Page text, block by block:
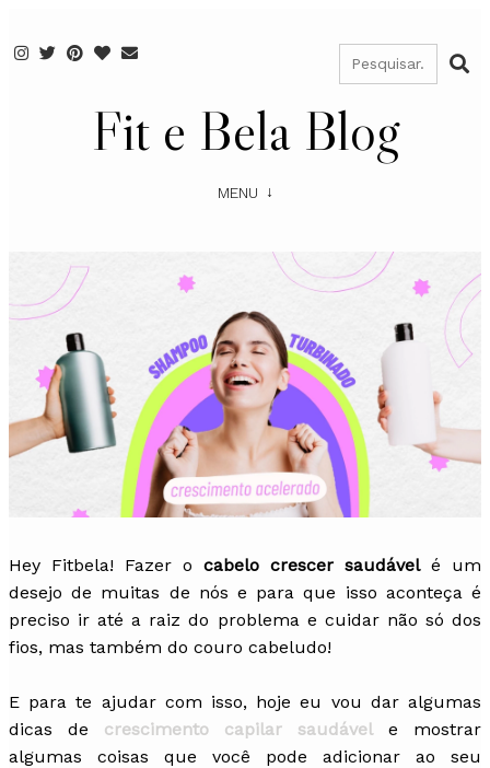
Fit e Bela Blog
MENU
Hey Fitbela! Fazer o cabelo crescer saudávelé um
desejo de muitas de nós e para que isso aconteça é
preciso ir até a raiz do problema e cuidar não só dos
fios, mas também do couro cabeludo!
E para te ajudar com isso, hoje eu vou dar algumas
dicas de crescimento capilar saudávele mostrar
algumas coisas que você pode adicionar ao seu